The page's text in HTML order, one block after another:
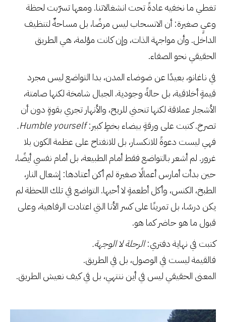
تغطي ما نخفيه عادةً تحت انشغالاتنا. ومعها تسرّبت لحظة
وعيٍ صغيرة: أن الانسحاب ليس مرضًا، بل مساحةٌ لتنظيف
الداخل. وأن مواجهة الذات، وإن كانت مؤلمة، هي الطريق
الحقيقي نحو الصفاء.
في ناغانو، بعيدًا عن ضوضاء المدن، بدا التواضع ليس مجرد
قيمةٍ أخلاقية، بل حالةً وجودية. الجبال شامخة لكنها صامتة،
الأشجار عملاقة لكنها تنحني للريح، والأنهار تجري بقوةٍ دون أن
تصرخ. كتبت على ورقةٍ بيضاء بخطٍ كبير:Humble yourself.
فهي ليست دعوةً للانكسار، بل للانفتاح على عظمة الكون بلا
غرور. لم أشعر بالتواضع فقط أمام الطبيعة، بل أمام نفسي أيضًا،
حين بدأت أمارس أعمالًا صغيرة لم أكن أعتادها: إشعال النار،
الطبخ، الكنس، وأكل أطعمةٍ لا أحبها. التواضع في تلك اللحظة لم
يكن درسًا، بل تمرينًا على كسر الأنا التي اعتادت الرفاهية، وعلى
قبول ما هو حاضر كما هو.
كتبت في نهاية دفتري:الرحلة لا الوجهة.
فالقيمة ليست في الوصول، بل في الطريق.
المعنى الحقيقي ليس في أين ننتهي، بل في كيف نعيش الطريق.